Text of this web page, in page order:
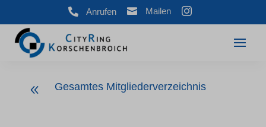
 Anrufen  Mailen 
8 Gesamtes Mitgliederverzeichnis